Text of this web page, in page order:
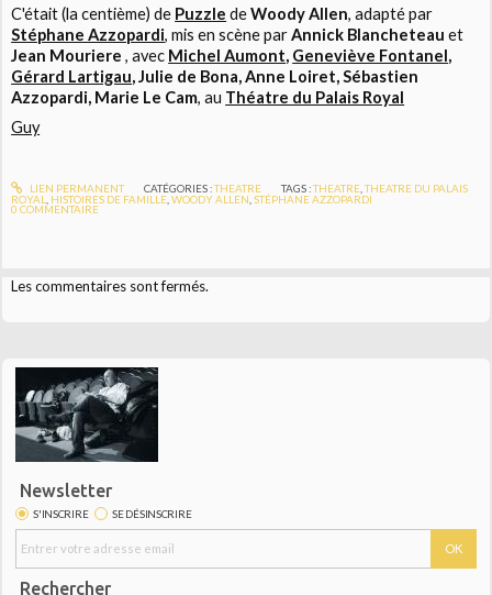
C'était (la centième) de Puzzle deWoody Allen, adapté par
Stéphane Azzopardi, mis en scène parAnnick Blancheteau et
Jean Mouriere , avec Michel Aumont, Geneviève Fontanel,
Gérard Lartigau, Julie de Bona, Anne Loiret, Sébastien
Azzopardi, Marie Le Cam, au Théatre du Palais Royal
Guy
LIEN PERMANENT CATÉGORIES :THEATRE TAGS :THEATRE,THEATRE DU PALAIS
ROYAL, HISTOIRES DE FAMILLE,WOODY ALLEN,STÉPHANE AZZOPARDI
0 COMMENTAIRE
Les commentaires sont fermés.
Newsletter
S'INSCRIRE SE DÉSINSCRIRE
Rechercher